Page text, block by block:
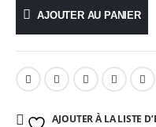
AJOUTER AU PANIER
AJOUTER À LA LISTE